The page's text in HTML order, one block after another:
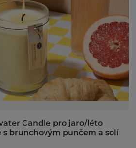
Candle pro jaro/léto
s brunchovým punčem a solí